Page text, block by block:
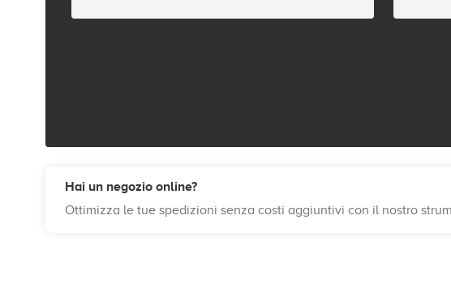
Hai un negozio online?
Ottimizza le tue spedizioni senza costi aggiuntivi con il nostro